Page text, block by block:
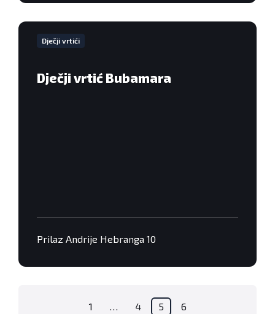
Dječji vrtići
Dječji vrtić Bubamara
Prilaz Andrije Hebranga 10
VIše
informacija
1 … 4 5 6